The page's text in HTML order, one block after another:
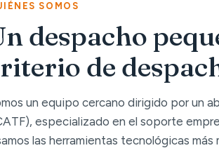
SOMOS
despacho
de
un equipo cercano dirigido por un
especializado en el soporte
las herramientas tecnológicas más